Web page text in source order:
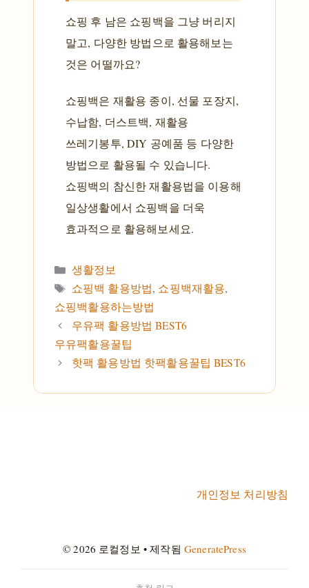
쇼핑 후 남은 쇼핑백을 그냥 버리지
말고, 다양한 방법으로 활용해보는
것은 어떨까요?
쇼핑백은 재활용 종이, 선물 포장지,
수납함, 더스트백, 재활용
쓰레기봉투, DIY 공예품 등 다양한
방법으로 활용될 수 있습니다.
쇼핑백의 참신한 재활용법을 이용해
일상생활에서 쇼핑백을 더욱
효과적으로 활용해보세요.
카테고리
생활정보
태그
쇼핑백 활용방법, 쇼핑백재활용,
쇼핑백활용하는방법
우유팩 활용방법 BEST6
우유팩활용꿀팁
핫팩 활용방법 핫팩활용꿀팁 BEST6
개인정보 처리방침
© 2026 로컬정보 • 제작됨 GeneratePress